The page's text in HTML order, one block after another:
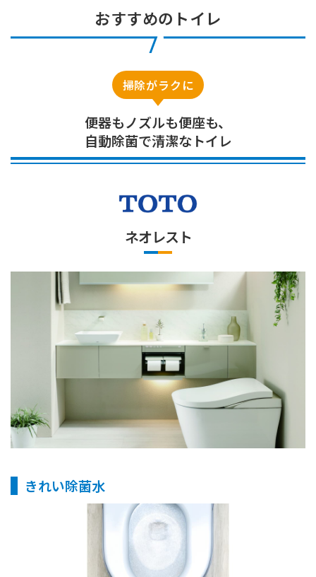
おすすめのトイレ
掃除がラクに
便器もノズルも便座も、
自動除菌で清潔なトイレ
ネオレスト
きれい除菌水